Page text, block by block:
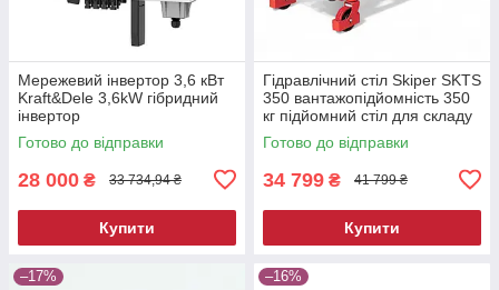
Мережевий інвертор 3,6 кВт
Kraft&Dele 3,6kW гібридний
інвертор
Готово до відправки
28 000 ₴ 33 734,94 ₴
Купити
Гідравлічний стіл Skiper SKTS
350 вантажопідйомність 350
кг підйомний стіл для складу
та СТО
Готово до відправки
34 799 ₴ 41 799 ₴
Купити
–17% –16%